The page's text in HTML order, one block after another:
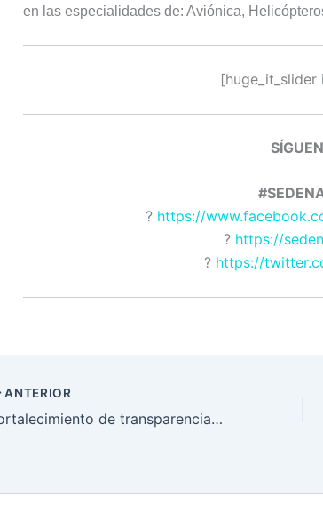
en las especialidades de: Aviónica,
[huge_it_slider
? https://
? https://
? https://
ANTERIOR
Fortalecimiento de transparencia y rendición de cuentas